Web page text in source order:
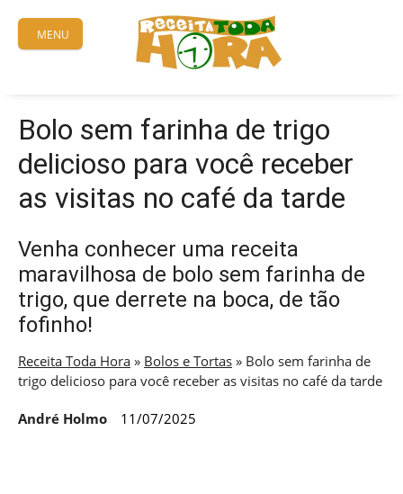
content
MENU
Bolo sem farinha de trigo
delicioso para você receber
as visitas no café da tarde
Venha conhecer uma receita
maravilhosa de bolo sem farinha de
trigo, que derrete na boca, de tão
fofinho!
Receita Toda Hora » Bolos e Tortas » Bolo sem farinha de
trigo delicioso para você receber as visitas no café da tarde
André Holmo 11/07/2025